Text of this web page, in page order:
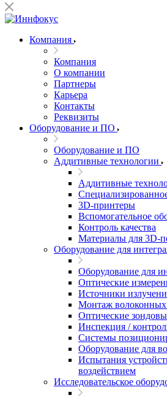
Компания
Компания
О компании
Партнеры
Карьера
Контакты
Реквизиты
Оборудование и ПО
Оборудование и ПО
Аддитивные технологии
Аддитивные
3D-принтеры
Вспомогательное
Контроль качества
Материалы для 3D-
Оборудование для
Оборудование для
Оптические
Источники
Монтаж
Оптические
Инспекция /
Системы
Оборудование для
Испытания
воздействием
Исследовательское